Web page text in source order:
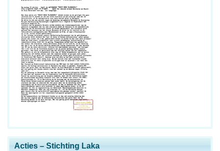
Acties – Stichting Laka